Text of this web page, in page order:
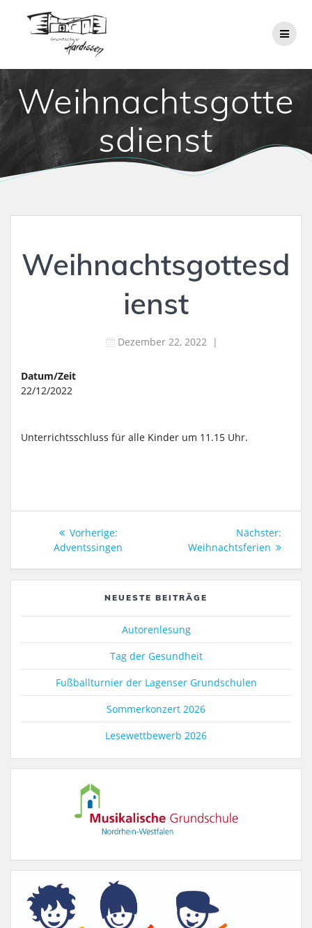
Weihnachtsgotte
sdienst
Weihnachtsgottesd
ienst
Dezember 22, 2022 |
Datum/Zeit
22/12/2022
Unterrichtsschluss für alle Kinder um 11.15 Uhr.
Beitragsnavigation
Vorherige:Vorheriger
Beitrag:
Adventssingen
Nächster:
Weihnachtsferien
NEUESTE BEITRÄGE
Autorenlesung
Tag der Gesundheit
Fußballturnier der Lagenser Grundschulen
Sommerkonzert 2026
Lesewettbewerb 2026